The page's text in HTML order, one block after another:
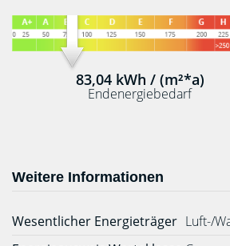
83,04 kWh / (m²*a)
Endenergiebedarf
Weitere Informationen
Wesentlicher Energieträger Luft-/